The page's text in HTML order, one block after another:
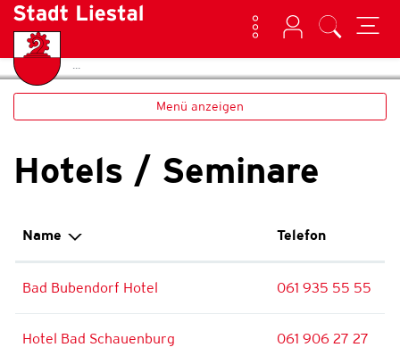
zur Startseite
Direkt zur Hauptnavigation
Direkt zum Inhalt
Direkt zur Suche
Direkt zum Stichwortverzeichnis
Liestal
KontaktLogin Suche
Home Hotels / Seminare(ausgewählt)
Menü anzeigen
Hotels / Seminare
Name Telefon
Bad Bubendorf Hotel 061 935 55 55
Hotel Bad Schauenburg 061 906 27 27